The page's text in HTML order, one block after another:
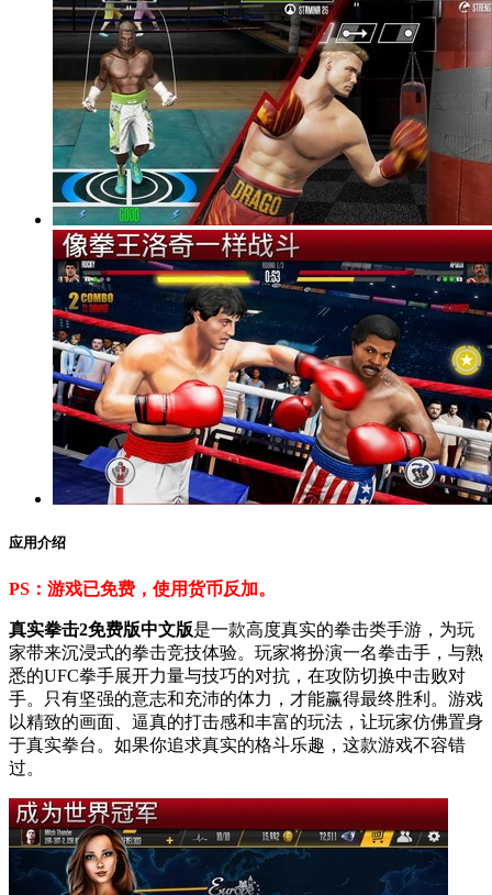
应用介绍
PS：游戏已免费，使用货币反加。
真实拳击2免费版中文版是一款高度真实的拳击类手游，为玩
家带来沉浸式的拳击竞技体验。玩家将扮演一名拳击手，与熟
悉的UFC拳手展开力量与技巧的对抗，在攻防切换中击败对
手。只有坚强的意志和充沛的体力，才能赢得最终胜利。游戏
以精致的画面、逼真的打击感和丰富的玩法，让玩家仿佛置身
于真实拳台。如果你追求真实的格斗乐趣，这款游戏不容错
过。